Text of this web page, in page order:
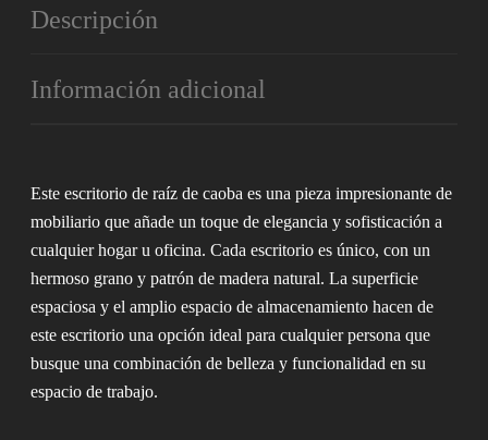
Descripción
Información adicional
Este escritorio de raíz de caoba es una pieza impresionante de
mobiliario que añade un toque de elegancia y sofisticación a
cualquier hogar u oficina. Cada escritorio es único, con un
hermoso grano y patrón de madera natural. La superficie
espaciosa y el amplio espacio de almacenamiento hacen de
este escritorio una opción ideal para cualquier persona que
busque una combinación de belleza y funcionalidad en su
espacio de trabajo.